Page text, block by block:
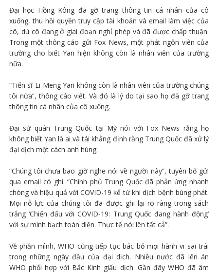
Đại học Hồng Kông đã gỡ trang thông tin cá nhân của cô
xuống, thu hồi quyền truy cập tài khoản và email làm việc của
cô, dù cô đang ở giai đoạn nghỉ phép và đã được chấp thuận.
Trong một thông cáo gửi Fox News, một phát ngôn viên của
trường cho biết Yan hiện không còn là nhân viên của trường
nữa.
“Tiến sĩ Li-Meng Yan không còn là nhân viên của trường chúng
tôi nữa”, thông cáo viết. Và đó là lý do tại sao họ đã gỡ trang
thông tin cá nhân của cô xuống.
Đại sứ quán Trung Quốc tại Mỹ nói với Fox News rằng họ
không biết Yan là ai và tái khẳng định rằng Trung Quốc đã xử lý
đại dịch một cách anh hùng.
“Chúng tôi chưa bao giờ nghe nói về người này”, tuyên bố gửi
qua email có ghi. “Chính phủ Trung Quốc đã phản ứng nhanh
chóng và hiệu quả với COVID-19 kể từ khi dịch bệnh bùng phát.
Mọi nỗ lực của chúng tôi đã được ghi lại rõ ràng trong sách
trắng ‘Chiến đấu với COVID-19: Trung Quốc đang hành động’
với sự minh bạch toàn diện. Thực tế nói lên tất cả”.
Về phần mình, WHO cũng tiếp tục bác bỏ mọi hành vi sai trái
trong những ngày đầu của đại dịch. Nhiều nước đã lên án
WHO phối hợp với Bắc Kinh giấu dịch. Gần đây WHO đã âm